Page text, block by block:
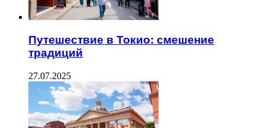
Путешествие в Токио: смешение
традиций
27.07.2025